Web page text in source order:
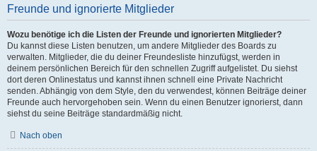
Freunde und ignorierte Mitglieder
Wozu benötige ich die Listen der Freunde und ignorierten Mitglieder?
Du kannst diese Listen benutzen, um andere Mitglieder des Boards zu
verwalten. Mitglieder, die du deiner Freundesliste hinzufügst, werden in
deinem persönlichen Bereich für den schnellen Zugriff aufgelistet. Du siehst
dort deren Onlinestatus und kannst ihnen schnell eine Private Nachricht
senden. Abhängig von dem Style, den du verwendest, können Beiträge deiner
Freunde auch hervorgehoben sein. Wenn du einen Benutzer ignorierst, dann
siehst du seine Beiträge standardmäßig nicht.
Nach oben